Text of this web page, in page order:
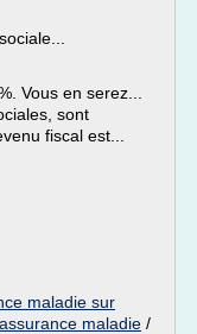
Vous en serez...
sont
fiscal est...
maladie sur
maladie /